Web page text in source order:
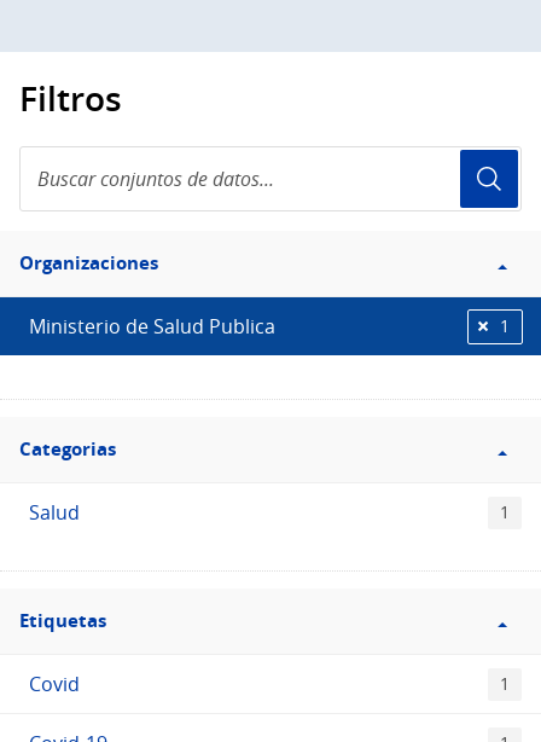
Filtros
conjuntos
de
Filtro
Organizaciones
Organizaciones
Ministerio de Salud Publica 1
Filtro
Categorias
Categorias
Salud 1
Filtro
Etiquetas
Etiquetas
Covid 1